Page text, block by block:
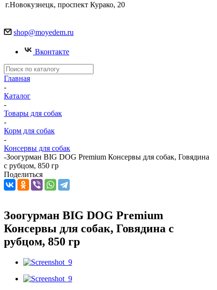
г.Новокузнецк, проспект Курако, 20
shop@moyedem.ru
Вконтакте
Главная
-
Каталог
-
Товары для собак
-
Корм для собак
-
Консервы для собак
-Зоогурман BIG DOG Premium Консервы для собак, Говядина
с рубцом, 850 гр
Поделиться
Зоогурман BIG DOG Premium
Консервы для собак, Говядина с
рубцом, 850 гр